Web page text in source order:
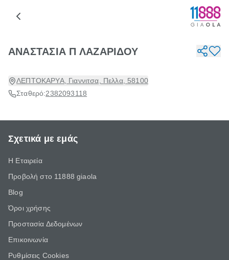
ΑΝΑΣΤΑΣΙΑ Π ΛΑΖΑΡΙΔΟΥ
ΛΕΠΤΟΚΑΡΥΑ, Γιαννιτσα, Πελλα, 58100
Σταθερό:2382093118
Σχετικά με εμάς
Η Εταιρεία
Προβολή στο 11888 giaola
Blog
Όροι χρήσης
Προστασία Δεδομένων
Επικοινωνία
Ρυθμίσεις Cookies